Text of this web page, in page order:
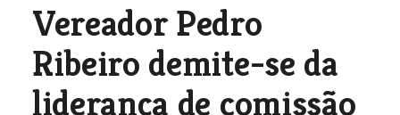
Vereador Pedro
Ribeiro demite-se da
liderança de comissão